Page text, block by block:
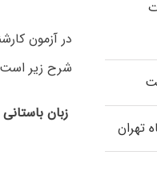
در آزمون
شرح زیر
زبان
تهران